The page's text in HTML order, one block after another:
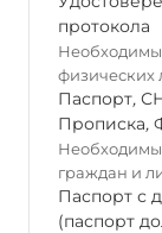
протокола
физических
Паспорт,
Прописка,
граждан и
Паспорт с
(паспорт